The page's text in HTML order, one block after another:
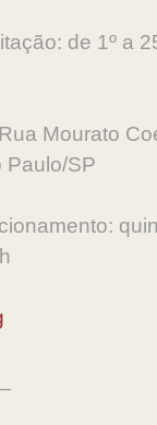
de 1º a
Mourato
Paulo/SP